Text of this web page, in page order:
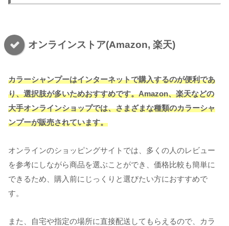
オンラインストア(Amazon, 楽天)
カラーシャンプーはインターネットで購入するのが便利であ
り、選択肢が多いためおすすめです。Amazon、楽天などの
大手オンラインショップでは、さまざまな種類のカラーシャ
ンプーが販売されています。
オンラインのショッピングサイトでは、多くの人のレビュー
を参考にしながら商品を選ぶことができ、価格比較も簡単に
できるため、購入前にじっくりと選びたい方におすすめで
す。
また、自宅や指定の場所に直接配送してもらえるので、カラ